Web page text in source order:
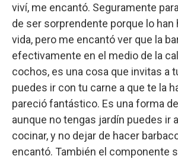
viví, me encantó. Seguramente
de ser sorprendente porque lo han
vida, pero me encantó ver que la
efectivamente en el medio de la
cochos, es una cosa que invitas a
puedes ir con tu carne a que te la
pareció fantástico. Es una forma
aunque no tengas jardín puedes ir
cocinar, y no dejar de hacer
encantó. También el componente